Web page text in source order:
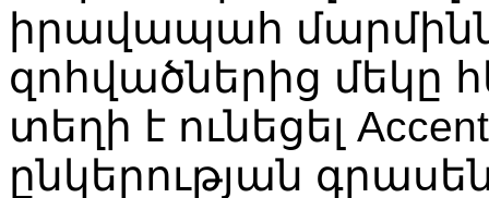
իրավապահ
զոհվածներից մեկը
տեղի է ունեցել
ընկերության